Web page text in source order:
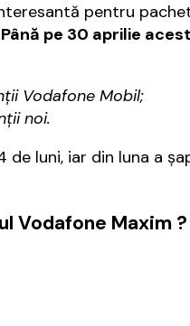
pentru
Până pe 30 aprilie
Vodafone Mobil;
noi.
luni, iar din luna a
Vodafone Maxim ?